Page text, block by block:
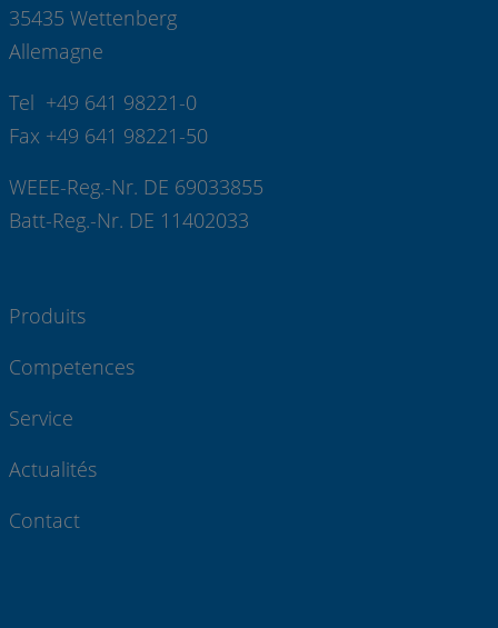
35435 Wettenberg
Allemagne
Tel +49 641 98221-0
Fax +49 641 98221-50
WEEE-Reg.-Nr. DE 69033855
Batt-Reg.-Nr. DE 11402033
Produits
Competences
Service
Actualités
Contact